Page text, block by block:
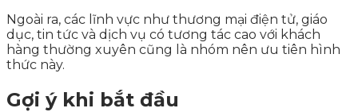
Ngoài ra, các lĩnh vực như thương mại điện tử, giáo
dục, tin tức và dịch vụ có tương tác cao với khách
hàng thường xuyên cũng là nhóm nên ưu tiên hình
thức này.
Gợi ý khi bắt đầu